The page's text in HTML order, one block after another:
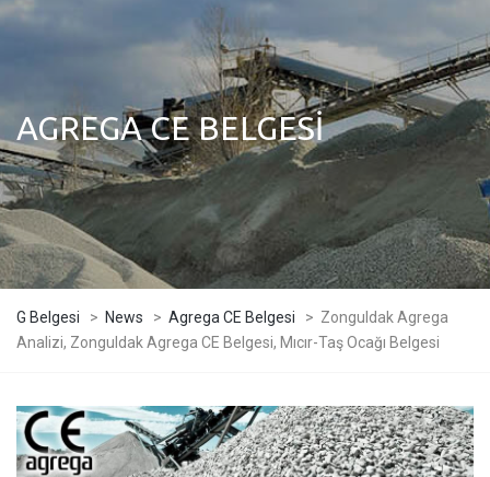
AGREGA CE BELGESI
G Belgesi > News > Agrega CE Belgesi > Zonguldak Agrega
Analizi, Zonguldak Agrega CE Belgesi, Mıcır-Taş Ocağı Belgesi